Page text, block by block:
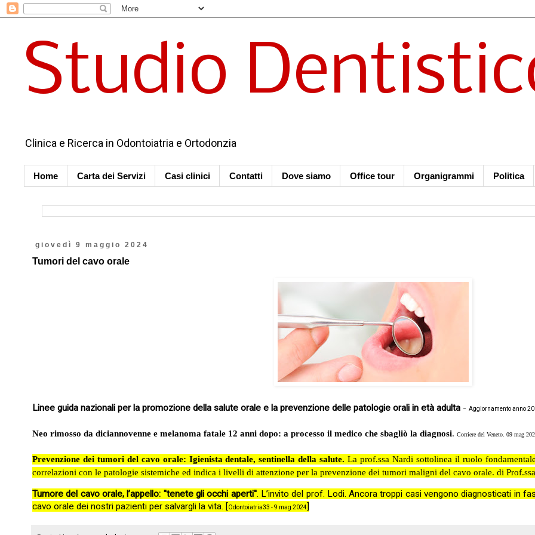
Studio
Clinica e Ricerca in Odontoiatria e Ortodonzia
Home Carta dei Servizi Casi clinici Contatti Dove siamo Office tour Organigrammi Politica
giovedì 9 maggio 2024
Tumori del cavo orale
Linee guida nazionali per la promozione della salute orale e la prevenzione delle patologie orali in età adulta - Aggiornamento anno
Neo rimosso da diciannovenne e melanoma fatale 12 anni dopo: a processo il medico che sbagliò la diagnosi. Corriere del Veneto. 09 mag
Prevenzione dei tumori del cavo orale: Igienista dentale, sentinella della salute. La prof.ssa Nardi sottolinea il ruolo
correlazioni con le patologie sistemiche ed indica i livelli di attenzione per la prevenzione dei tumori maligni del cavo orale. di
Tumore del cavo orale, l’appello: ''tenete gli occhi aperti''. L’invito del prof. Lodi. Ancora troppi casi vengono diagnosticati in
cavo orale dei nostri pazienti per salvargli la vita. [Odontoiatria33 - 9 mag 2024]